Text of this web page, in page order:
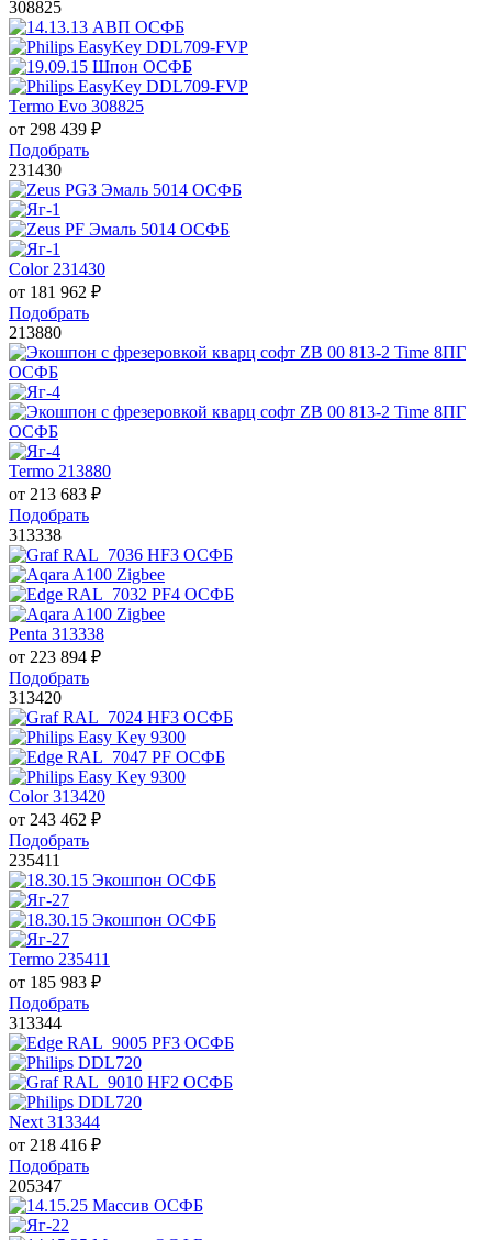
308825
Termo Evo 308825
от 298 439 ₽
Подобрать
231430
Color 231430
от 181 962 ₽
Подобрать
213880
Termo 213880
от 213 683 ₽
Подобрать
313338
Penta 313338
от 223 894 ₽
Подобрать
313420
Color 313420
от 243 462 ₽
Подобрать
235411
Termo 235411
от 185 983 ₽
Подобрать
313344
Next 313344
от 218 416 ₽
Подобрать
205347